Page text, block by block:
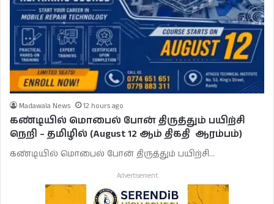
Madawala News 12 hours ago
கண்டியில் மொபைல் போன் திருத்தும் பயிற்சி
நெறி – தமிழில் (August 12 ஆம் திகதி ஆரம்பம்)
கண்டியில் மொபைல் போன் திருத்தும் பயிற்சி…
Advertisement